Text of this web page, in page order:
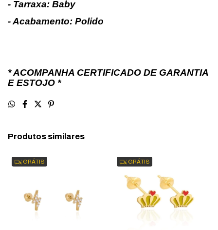
- Tarraxa: Baby
- Acabamento: Polido
* ACOMPANHA CERTIFICADO DE GARANTIA
E ESTOJO *
Produtos similares
GRÁTIS GRÁTIS